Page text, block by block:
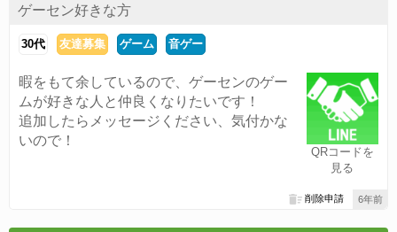
ゲーセン好きな方
30代 友達募集 ゲーム 音ゲー
QRコードを
見る
暇をもて余しているので、ゲーセンのゲー
ムが好きな人と仲良くなりたいです！
追加したらメッセージください、気付かな
いので！
6年前
削除申請